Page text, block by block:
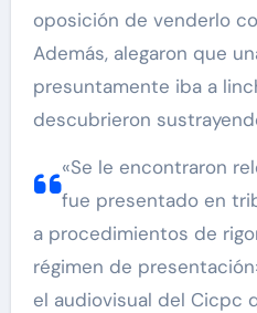
oposición de venderlo
Además, alegaron que
presuntamente iba a
descubrieron
«Se le encontraron
fue presentado en
a procedimientos de
régimen de
el audiovisual del Cicpc